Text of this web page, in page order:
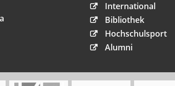
International
Bibliothek
Hochschulsport
Alumni